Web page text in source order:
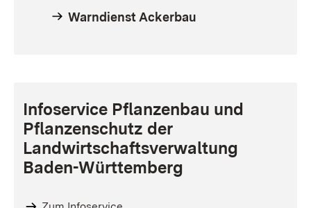
Warndienst Ackerbau
Infoservice Pflanzenbau und
Pflanzenschutz der
Landwirtschaftsverwaltung
Baden-Württemberg